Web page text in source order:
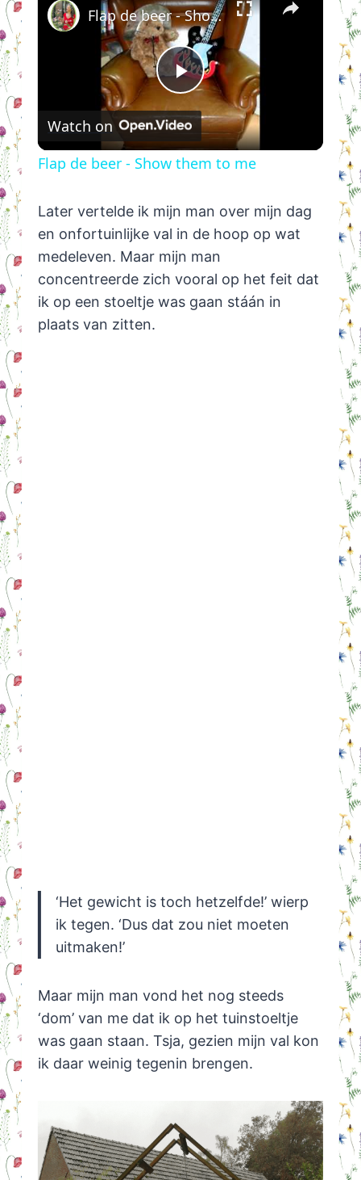
Play
Video
Flap de beer - Show them to me
Watch on
Flap de beer - Show them to me
Later vertelde ik mijn man over mijn dag
en onfortuinlijke val in de hoop op wat
medeleven. Maar mijn man
concentreerde zich vooral op het feit dat
ik op een stoeltje was gaan stáán in
plaats van zitten.
‘Het gewicht is toch hetzelfde!’ wierp
ik tegen. ‘Dus dat zou niet moeten
uitmaken!’
Maar mijn man vond het nog steeds
‘dom’ van me dat ik op het tuinstoeltje
was gaan staan. Tsja, gezien mijn val kon
ik daar weinig tegenin brengen.